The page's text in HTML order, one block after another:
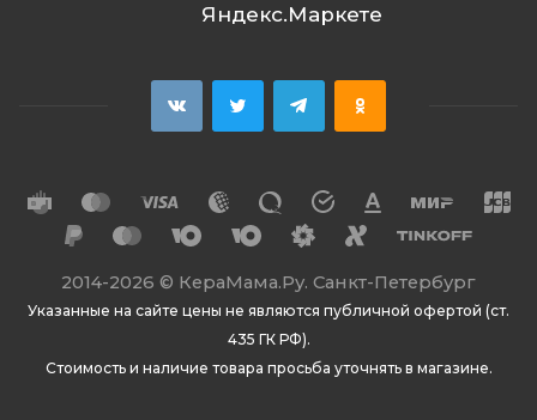
2014-2026 © КераМама.Ру. Санкт-Петербург
Указанные на сайте цены не являются публичной офертой (ст.
435 ГК РФ).
Стоимость и наличие товара просьба уточнять в магазине.